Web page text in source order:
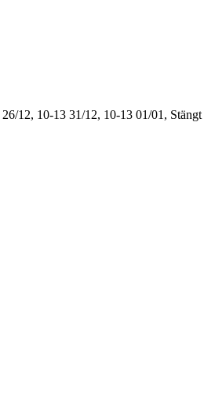
26/12, 10-13 31/12, 10-13 01/01, Stängt